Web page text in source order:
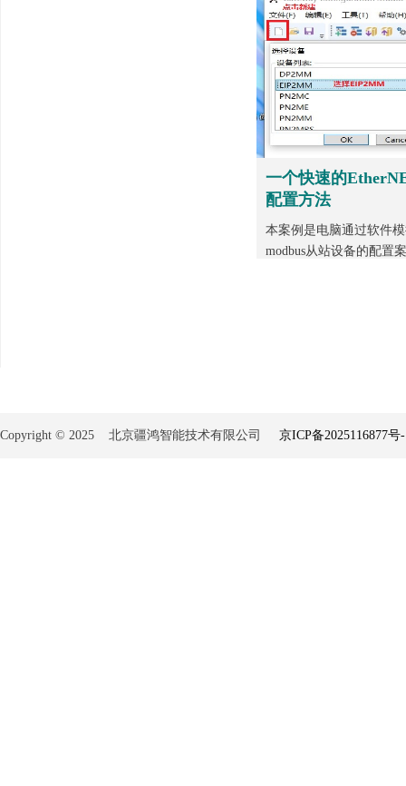
一个快速的
配置方法
本案例是电脑通过软件
modbus从站设备的配置
Copyright © 2025 北京疆鸿智能技术有限公司 京ICP备2025116877号